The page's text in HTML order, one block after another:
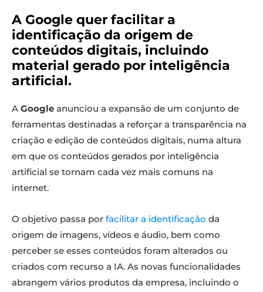
A Google quer facilitar a
identificação da origem de
conteúdos digitais, incluindo
material gerado por inteligência
artificial.
A Google anunciou a expansão de um conjunto de
ferramentas destinadas a reforçar a transparência na
criação e edição de conteúdos digitais, numa altura
em que os conteúdos gerados por inteligência
artificial se tornam cada vez mais comuns na
internet.
O objetivo passa por facilitar a identificação da
origem de imagens, vídeos e áudio, bem como
perceber se esses conteúdos foram alterados ou
criados com recurso a IA. As novas funcionalidades
abrangem vários produtos da empresa, incluindo o